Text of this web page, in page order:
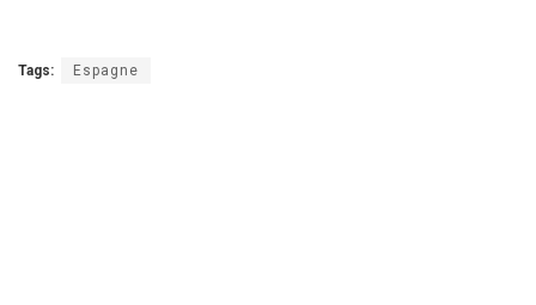
Tags: Espagne